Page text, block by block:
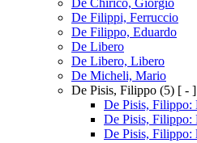
De Filippi, Ferruccio
De Filippo, Eduardo
De Libero
De Libero, Libero
De Micheli, Mario
De Pisis, Filippo (5) [ - ]
De Pisis, Filippo:
De Pisis, Filippo:
De Pisis, Filippo: